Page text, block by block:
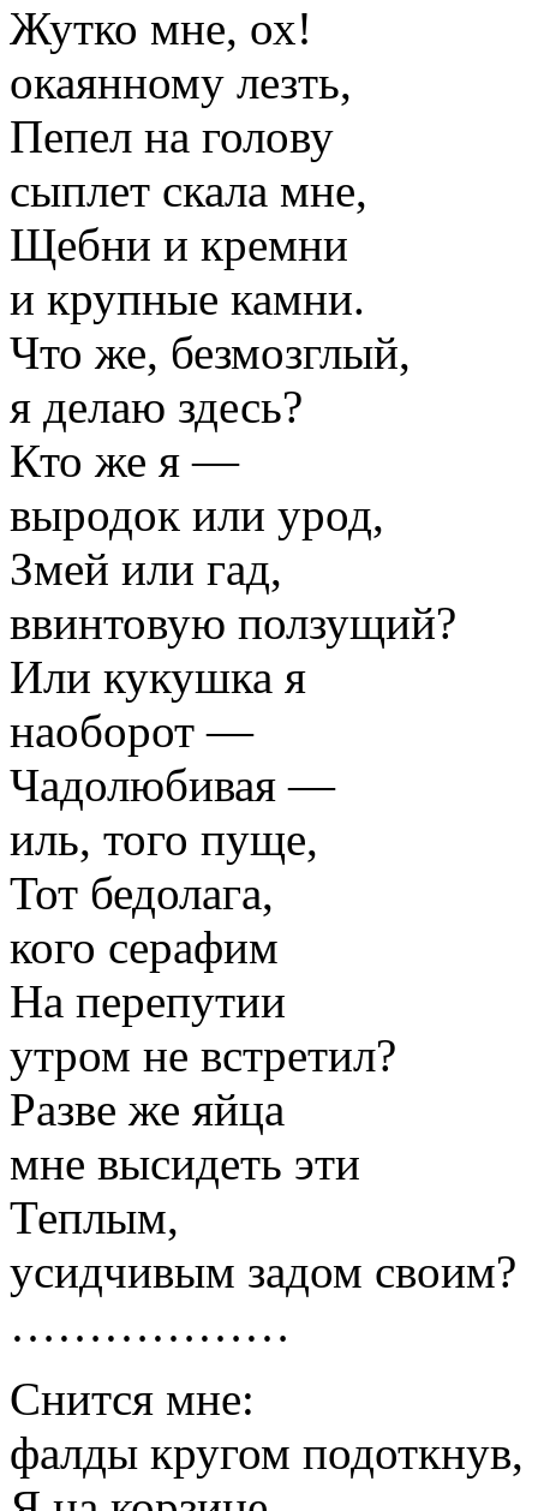
Жутко мне, ох!
окаянному лезть,
Пепел на голову
сыплет скала мне,
Щебни и кремни
и крупные камни.
Что же, безмозглый,
я делаю здесь?
Кто же я —
выродок или урод,
Змей или гад,
ввинтовую ползущий?
Или кукушка я
наоборот —
Чадолюбивая —
иль, того пуще,
Тот бедолага,
кого серафим
На перепутии
утром не встретил?
Разве же яйца
мне высидеть эти
Теплым,
усидчивым задом своим?
………………
Снится мне:
фалды кругом подоткнув,